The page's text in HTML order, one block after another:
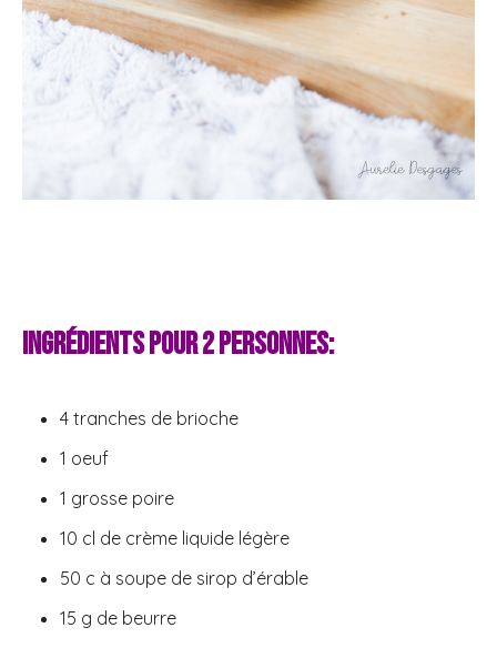
Ingrédients pour 2 personnes:
4 tranches de brioche
1 oeuf
1 grosse poire
10 cl de crème liquide légère
50 c à soupe de sirop d’érable
15 g de beurre